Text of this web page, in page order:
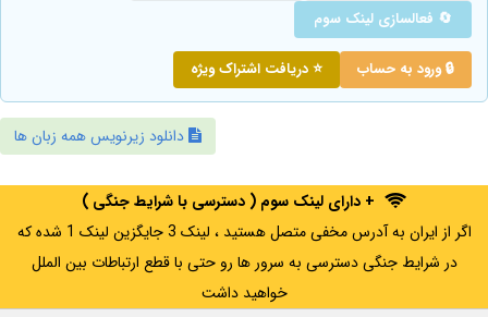
🔄 فعالسازی لینک سوم
🔒 ورود به حساب ⭐ دریافت اشتراک ویژه
دانلود زیرنویس همه زبان ها
+ دارای لینک سوم ( دسترسی با شرایط جنگی )
اگر از ایران به آدرس مخفی متصل هستید ، لینک 3 جایگزین لینک 1 شده که
در شرایط جنگی دسترسی به سرور ها رو حتی با قطع ارتباطات بین الملل
خواهید داشت